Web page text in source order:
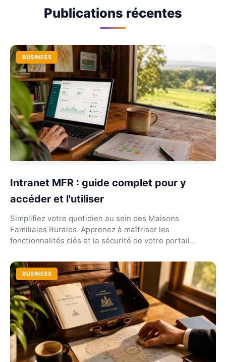
Publications récentes
BUSINESS
Intranet MFR : guide complet pour y
accéder et l'utiliser
Simplifiez votre quotidien au sein des Maisons
Familiales Rurales. Apprenez à maîtriser les
fonctionnalités clés et la sécurité de votre portail
BUSINESS